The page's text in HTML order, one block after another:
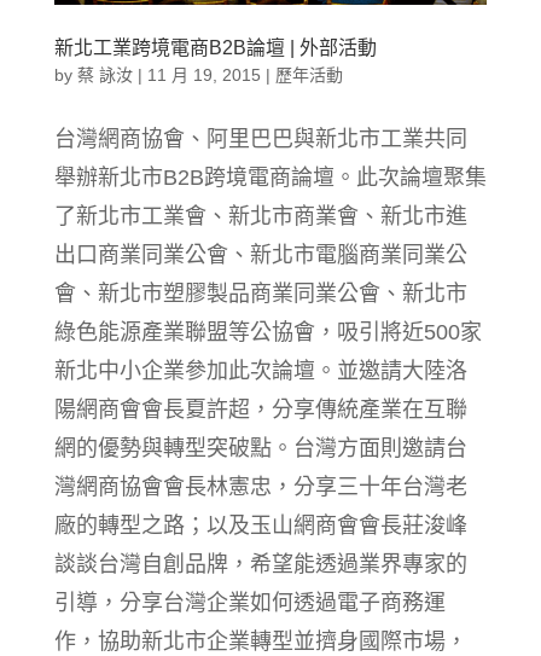
新北工業跨境電商B2B論壇 | 外部活動
by 蔡 詠汝| 11 月 19, 2015 | 歷年活動
台灣網商協會、阿里巴巴與新北市工業共同
舉辦新北市B2B跨境電商論壇。此次論壇聚集
了新北市工業會、新北市商業會、新北市進
出口商業同業公會、新北市電腦商業同業公
會、新北市塑膠製品商業同業公會、新北市
綠色能源產業聯盟等公協會，吸引將近500家
新北中小企業參加此次論壇。並邀請大陸洛
陽網商會會長夏許超，分享傳統產業在互聯
網的優勢與轉型突破點。台灣方面則邀請台
灣網商協會會長林憲忠，分享三十年台灣老
廠的轉型之路；以及玉山網商會會長莊浚峰
談談台灣自創品牌，希望能透過業界專家的
引導，分享台灣企業如何透過電子商務運
作，協助新北市企業轉型並擠身國際市場，